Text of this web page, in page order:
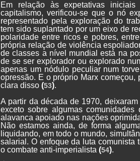
Em relação às expetativas
capitalismo, verificou-se que o nó
representado pela exploração do
tem sido suplantado por um eixo de
polaridade entre ricos e pobres,
própria relação de violência
de classes a nível mundial está na
de se ser explorador ou explorado
apenas um nódulo peculiar num
opressão. E o próprio Marx
clara disso (53).
A partir da década de 1970,
exceto sobre algumas
alavanca apoiado nas nações
Não estamos ainda, de forma
liquidando, em todo o mundo,
salarial. O enfoque da luta comunista
o combate anti-imperialista (54).